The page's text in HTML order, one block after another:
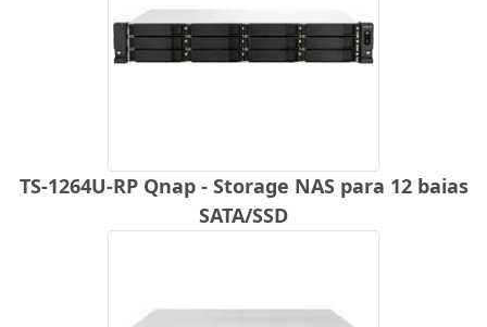
TS-1264U-RP Qnap - Storage NAS para 12 baias
SATA/SSD